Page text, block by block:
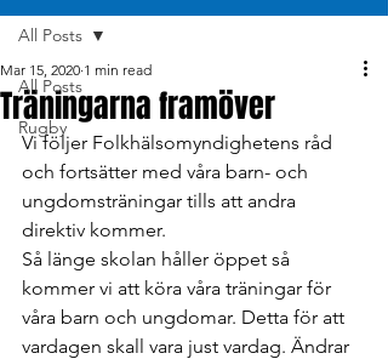
All Posts
Rugby
All Posts
Träningarna framöver
Mar 15, 2020 1 min read
Vi följer Folkhälsomyndighetens råd
och fortsätter med våra barn- och
ungdomsträningar tills att andra
direktiv kommer.
Så länge skolan håller öppet så
kommer vi att köra våra träningar för
våra barn och ungdomar. Detta för att
vardagen skall vara just vardag. Ändrar